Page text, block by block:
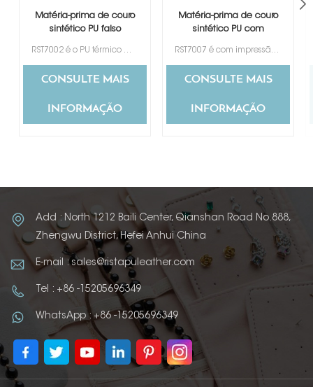
Matéria-prima de couro
sintético PU falso
RST7002 é o PU térmico mais popular e mais vendido para etiqueta de jeans, disponível em uma variedade de cores para sua seleção. Seu design de textura especial é preferido por muitos clientes de diferentes países.
CONSULTE MAIS
INFORMAÇÃO
Matéria-prima de couro
sintético PU com
RST7007 é com impressão de design em nuvem, 7 cores para sua escolha.
CONSULTE MAIS
INFORMAÇÃO
Add : North 1212 Baili Center, Qianshan Road No.888,
Zhengwu District, Hefei Anhui China
E-mail : sales@ristapuleather.com
Tel : +86 -15205696349
WhatsApp : +86 -15205696349